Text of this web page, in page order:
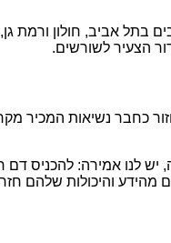
בינוי מורכבים בתל אביב,
הצעיר לשורשים.
מיוחד", משתף עמרם, "אני זוכר את עצמי כסטודנט צעיר כותב
יש לנו אמירה: להכניס
מהידע והיכולות שלהם